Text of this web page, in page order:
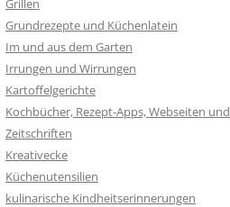
Grillen
Grundrezepte und Küchenlatein
Im und aus dem Garten
Irrungen und Wirrungen
Kartoffelgerichte
Kochbücher, Rezept-Apps, Webseiten und
Zeitschriften
Kreativecke
Küchenutensilien
kulinarische Kindheitserinnerungen